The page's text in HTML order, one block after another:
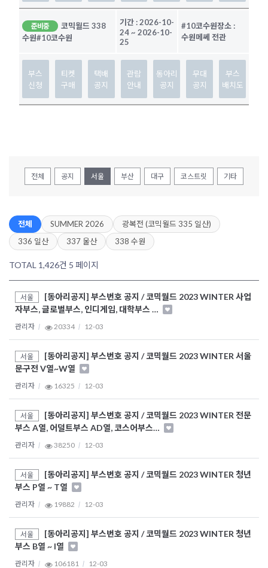
준비중
코믹월드 338
수원#10코수원
기간 :2026-10-
24~ 2026-10-
25
#10코수원장소 :
수원메쎄 전관
부스
신청
티켓
구매
택배
공지
관람
안내
동아리
공지
무대
공지
부스
배치도
전체 공지 서울 부산 대구 코스트릿 기타
전체 SUMMER 2026
광복전 (코믹월드 335 일산)
336 일산
337 울산 338 수원
TOTAL 1,426건 5 페이지
서울
[동아리공지] 부스번호 공지 / 코믹월드 2023 WINTER 사업
자부스, 글로벌부스, 인디게임, 대학부스 …
관리자 20334 12-03
서울
[동아리공지] 부스번호 공지 / 코믹월드 2023 WINTER 서울
문구전 V열~W열
관리자 16325 12-03
서울
[동아리공지] 부스번호 공지 / 코믹월드 2023 WINTER 전문
부스 A열, 어덜트부스 AD열, 코스어부스…
관리자 38250 12-03
서울
[동아리공지] 부스번호 공지 / 코믹월드 2023 WINTER 청년
부스 P열 ~ T열
관리자 19882 12-03
서울
[동아리공지] 부스번호 공지 / 코믹월드 2023 WINTER 청년
부스 B열 ~ I열
관리자 106181 12-03